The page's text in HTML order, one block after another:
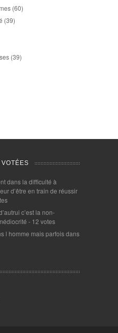
(60)
(39)
(39)
dans la difficulté à
d’être en train de réussir
c’est la non-
- 12 votes
l homme mais parfois dans